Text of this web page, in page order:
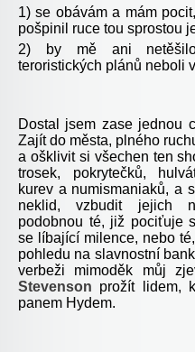
1) se obávám a mám
pošpinil ruce tou sprostou
2) by mě ani
teroristických plánů neboli
Dostal jsem zase jednou
Zajít do města, plného
a ošklivit si všechen ten
trosek, pokrytečků,
kurev a numismaniaků, a
neklid, vzbudit jejich
podobnou té, již pociťuje
se líbající milence, nebo
pohledu na slavnostní
verbeži mimoděk můj
Stevenson prožít lidem,
panem Hydem.